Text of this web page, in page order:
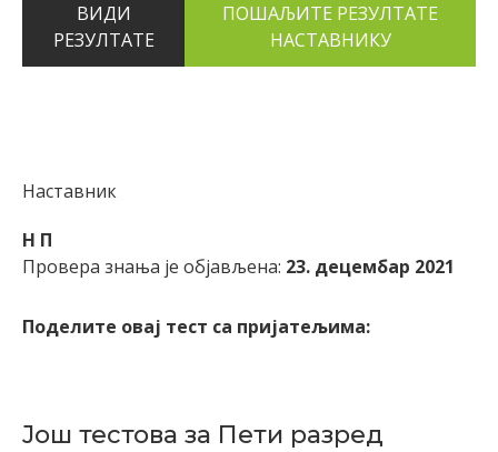
ВИДИ
РЕЗУЛТАТЕ
Наставник
Н П
Провера знања је објављена: 23. децембар 2021
Поделите овај тест са пријатељима:
Још тестова за Пети разред